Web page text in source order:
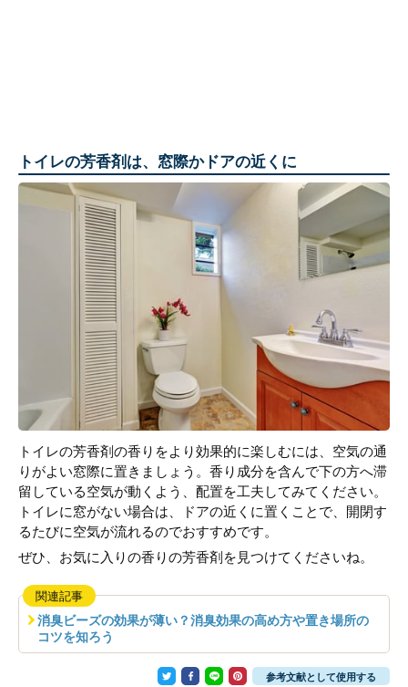
トイレの芳香剤は、窓際かドアの近くに
トイレの芳香剤の香りをより効果的に楽しむには、空気の通
りがよい窓際に置きましょう。香り成分を含んで下の方へ滞
留している空気が動くよう、配置を工夫してみてください。
トイレに窓がない場合は、ドアの近くに置くことで、開閉す
るたびに空気が流れるのでおすすめです。
ぜひ、お気に入りの香りの芳香剤を見つけてくださいね。
関連記事
消臭ビーズの効果が薄い？消臭効果の高め方や置き場所の
コツを知ろう
参考文献として使用する